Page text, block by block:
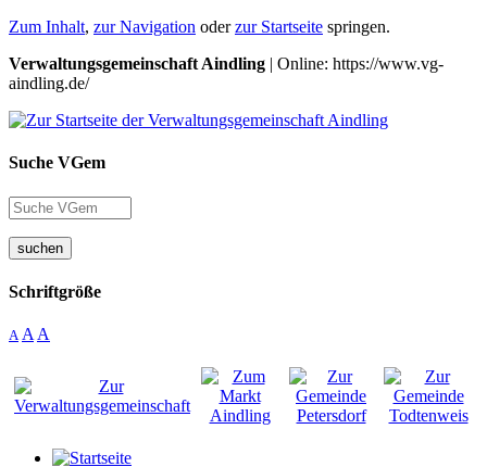
Zum Inhalt, zur Navigation oderzur Startseite springen.
Verwaltungsgemeinschaft Aindling | Online: https://www.vg-
aindling.de/
Suche VGem
suchen
Schriftgröße
A A A